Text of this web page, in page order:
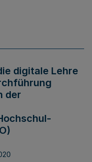
digitale Lehre
der